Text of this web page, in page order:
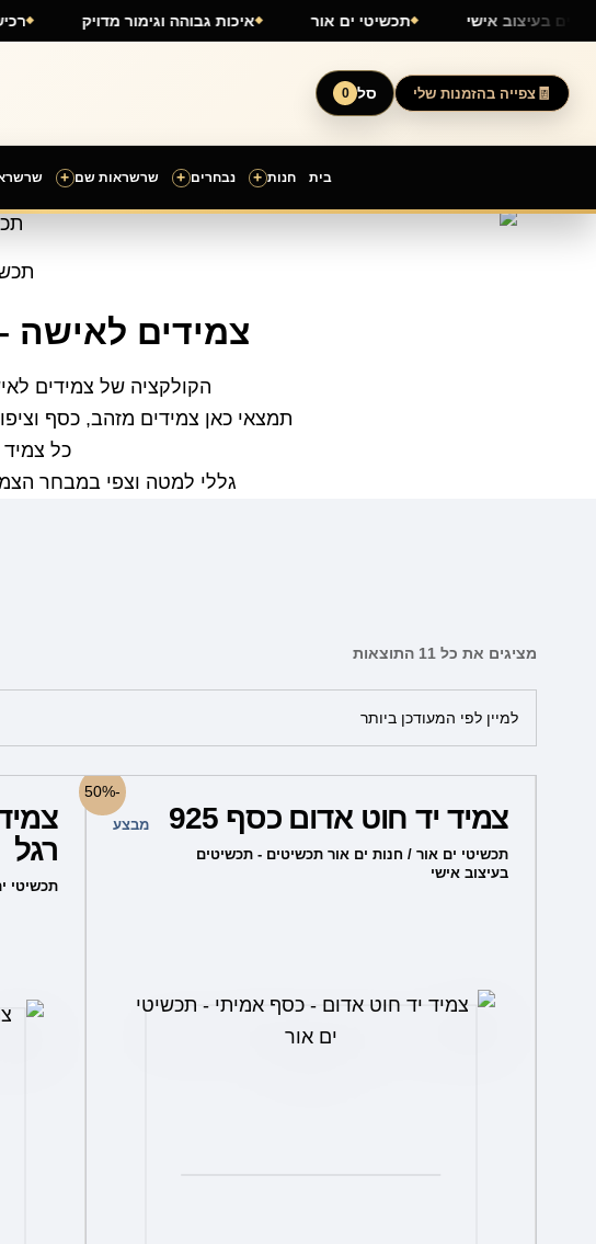
איכות גבוהה וגימור מדויק תכשיטי ים אור תכשיטים בעיצוב אישי
צפייה בהזמנות שלי סל 0
בית חנות + נבחרים + שרשראות שם +
דילוג
לתוכן
צמידים לאישה
הקולקציה של צמידים
תמצאי כאן צמידים מזהב, כסף
כל צמיד
גללי למטה וצפי במבחר
מציגים את כל ⁦11⁩ התוצאות
ממוין
-50%
צמיד יד חוט אדום כסף 925
תכשיטי ים אור / חנות ים אור תכשיטים - תכשיטים
בעיצוב אישי
מבצע
היה:
הוא:
99.00 ₪.
רגל
תכשיטי